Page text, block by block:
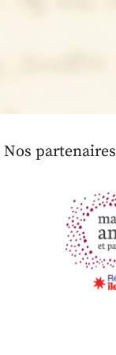
Nos partenaires